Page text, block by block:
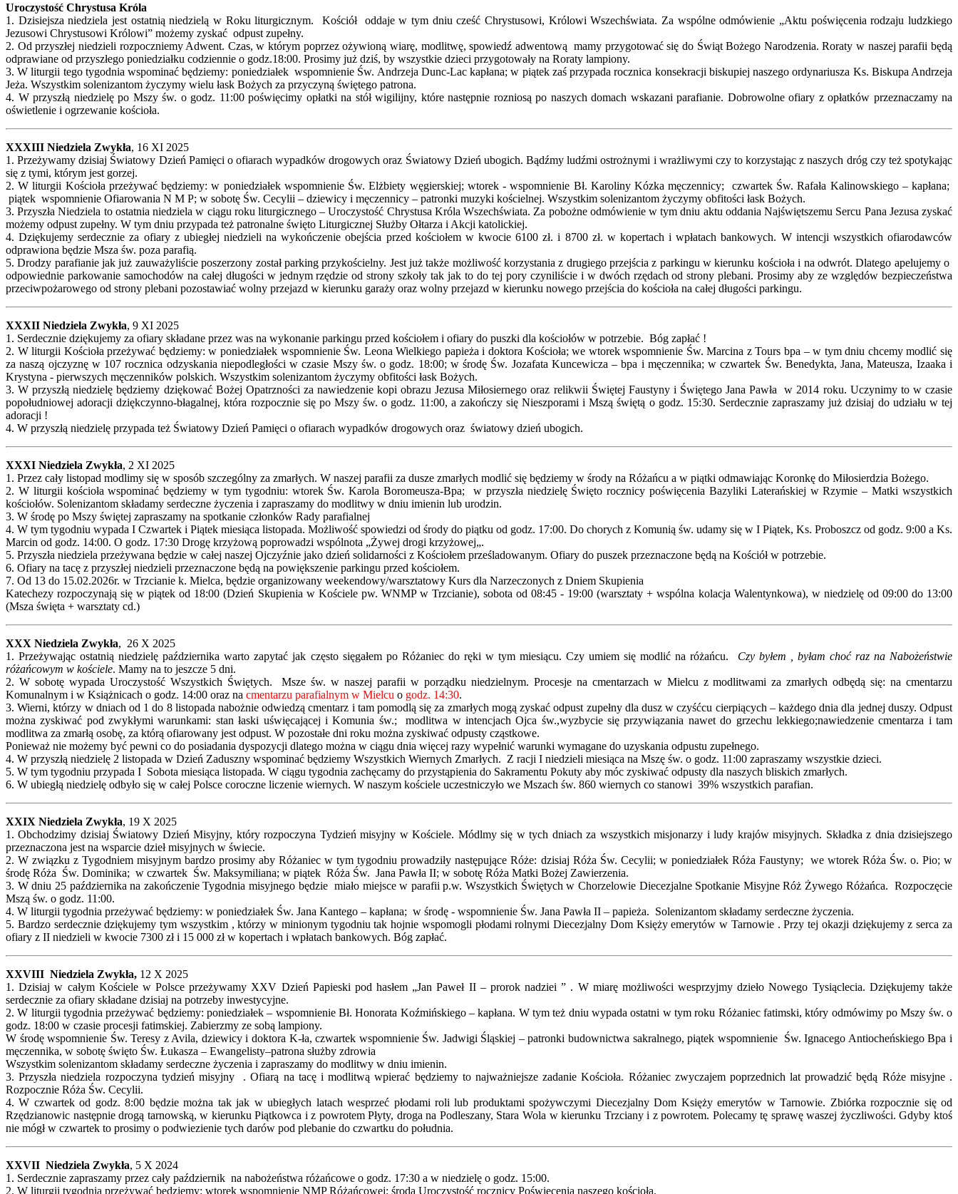
Uroczystość Chrystusa Króla
1. Dzisiejsza niedziela jest ostatnią niedzielą w Roku liturgicznym. Kościół oddaje w tym dniu cześć Chrystusowi, Królowi Wszechświata. Za wspólne odmówienie „Aktu poświęcenia rodzaju ludzkiego
Jezusowi Chrystusowi Królowi” możemy zyskać odpust zupełny.
2. Od przyszłej niedzieli rozpoczniemy Adwent. Czas, w którym poprzez ożywioną wiarę, modlitwę, spowiedź adwentową mamy przygotować się do Świąt Bożego Narodzenia. Roraty w naszej parafii będą
odprawiane od przyszłego poniedziałku codziennie o godz.18:00. Prosimy już dziś, by wszystkie dzieci przygotowały na Roraty lampiony.
3. W liturgii tego tygodnia wspominać będziemy: poniedziałek wspomnienie Św. Andrzeja Dunc-Lac kapłana; w piątek zaś przypada rocznica konsekracji biskupiej naszego ordynariusza Ks. Biskupa Andrzeja
Jeża. Wszystkim solenizantom życzymy wielu łask Bożych za przyczyną świętego patrona.
4. W przyszłą niedzielę po Mszy św. o godz. 11:00 poświęcimy opłatki na stół wigilijny, które następnie rozniosą po naszych domach wskazani parafianie. Dobrowolne ofiary z opłatków przeznaczamy na
oświetlenie i ogrzewanie kościoła.
XXXIII Niedziela Zwykła, 16 XI 2025
1. Przeżywamy dzisiaj Światowy Dzień Pamięci o ofiarach wypadków drogowych oraz Światowy Dzień ubogich. Bądźmy ludźmi ostrożnymi i wrażliwymi czy to korzystając z naszych dróg czy też spotykając
się z tymi, którym jest gorzej.
2. W liturgii Kościoła przeżywać będziemy: w poniedziałek wspomnienie Św. Elżbiety węgierskiej; wtorek - wspomnienie Bł. Karoliny Kózka męczennicy; czwartek Św. Rafała Kalinowskiego – kapłana;
piątek wspomnienie Ofiarowania N M P; w sobotę Św. Cecylii – dziewicy i męczennicy – patronki muzyki kościelnej. Wszystkim solenizantom życzymy obfitości łask Bożych.
3. Przyszła Niedziela to ostatnia niedziela w ciągu roku liturgicznego – Uroczystość Chrystusa Króla Wszechświata. Za pobożne odmówienie w tym dniu aktu oddania Najświętszemu Sercu Pana Jezusa zyskać
możemy odpust zupełny. W tym dniu przypada też patronalne święto Liturgicznej Służby Ołtarza i Akcji katolickiej.
4. Dziękujemy serdecznie za ofiary z ubiegłej niedzieli na wykończenie obejścia przed kościołem w kwocie 6100 zł. i 8700 zł. w kopertach i wpłatach bankowych. W intencji wszystkich ofiarodawców
odprawiona będzie Msza św. poza parafią.
5. Drodzy parafianie jak już zauważyliście poszerzony został parking przykościelny. Jest już także możliwość korzystania z drugiego przejścia z parkingu w kierunku kościoła i na odwrót. Dlatego apelujemy o
odpowiednie parkowanie samochodów na całej długości w jednym rzędzie od strony szkoły tak jak to do tej pory czyniliście i w dwóch rzędach od strony plebani. Prosimy aby ze względów bezpieczeństwa
przeciwpożarowego od strony plebani pozostawiać wolny przejazd w kierunku garaży oraz wolny przejazd w kierunku nowego przejścia do kościoła na całej długości parkingu.
XXXII Niedziela Zwykła, 9 XI 2025
1. Serdecznie dziękujemy za ofiary składane przez was na wykonanie parkingu przed kościołem i ofiary do puszki dla kościołów w potrzebie. Bóg zapłać !
2. W liturgii Kościoła przeżywać będziemy: w poniedziałek wspomnienie Św. Leona Wielkiego papieża i doktora Kościoła; we wtorek wspomnienie Św. Marcina z Tours bpa – w tym dniu chcemy modlić się
za naszą ojczyznę w 107 rocznica odzyskania niepodległości w czasie Mszy św. o godz. 18:00; w środę Św. Jozafata Kuncewicza – bpa i męczennika; w czwartek Św. Benedykta, Jana, Mateusza, Izaaka i
Krystyna - pierwszych męczenników polskich. Wszystkim solenizantom życzymy obfitości łask Bożych.
3. W przyszłą niedzielę będziemy dziękować Bożej Opatrzności za nawiedzenie kopi obrazu Jezusa Miłosiernego oraz relikwii Świętej Faustyny i Świętego Jana Pawła w 2014 roku. Uczynimy to w czasie
popołudniowej adoracji dziękczynno-błagalnej, która rozpocznie się po Mszy św. o godz. 11:00, a zakończy się Nieszporami i Mszą świętą o godz. 15:30. Serdecznie zapraszamy już dzisiaj do udziału w tej
adoracji !
4. W przyszłą niedzielę przypada też Światowy Dzień Pamięci o ofiarach wypadków drogowych oraz światowy dzień ubogich.
XXXI Niedziela Zwykła, 2 XI 2025
1. Przez cały listopad modlimy się w sposób szczególny za zmarłych. W naszej parafii za dusze zmarłych modlić się będziemy w środy na Różańcu a w piątki odmawiając Koronkę do Miłosierdzia Bożego.
2. W liturgii kościoła wspominać będziemy w tym tygodniu: wtorek Św. Karola Boromeusza-Bpa; w przyszła niedzielę Święto rocznicy poświęcenia Bazyliki Laterańskiej w Rzymie – Matki wszystkich
kościołów. Solenizantom składamy serdeczne życzenia i zapraszamy do modlitwy w dniu imienin lub urodzin.
3. W środę po Mszy świętej zapraszamy na spotkanie członków Rady parafialnej
4. W tym tygodniu wypada I Czwartek i Piątek miesiąca listopada. Możliwość spowiedzi od środy do piątku od godz. 17:00. Do chorych z Komunią św. udamy się w I Piątek, Ks. Proboszcz od godz. 9:00 a Ks.
Marcin od godz. 14:00. O godz. 17:30 Drogę krzyżową poprowadzi wspólnota „Żywej drogi krzyżowej„.
5. Przyszła niedziela przeżywana będzie w całej naszej Ojczyźnie jako dzień solidarności z Kościołem prześladowanym. Ofiary do puszek przeznaczone będą na Kościół w potrzebie.
6. Ofiary na tacę z przyszłej niedzieli przeznaczone będą na powiększenie parkingu przed kościołem.
7. Od 13 do 15.02.2026r. w Trzcianie k. Mielca, będzie organizowany weekendowy/warsztatowy Kurs dla Narzeczonych z Dniem Skupienia
Katechezy rozpoczynają się w piątek od 18:00 (Dzień Skupienia w Kościele pw. WNMP w Trzcianie), sobota od 08:45 - 19:00 (warsztaty + wspólna kolacja Walentynkowa), w niedzielę od 09:00 do 13:00
(Msza święta + warsztaty cd.)
XXX Niedziela Zwykła, 26 X 2025
1. Przeżywając ostatnią niedzielę października warto zapytać jak często sięgałem po Różaniec do ręki w tym miesiącu. Czy umiem się modlić na różańcu.
Czy byłem , byłam choć raz na Nabożeństwie
różańcowym w kościele. Mamy na to jeszcze 5 dni.
2. W sobotę wypada Uroczystość Wszystkich Świętych. Msze św. w naszej parafii w porządku niedzielnym. Procesje na cmentarzach w Mielcu z modlitwami za zmarłych odbędą się: na cmentarzu
Komunalnym i w Książnicach o godz. 14:00 oraz na cmentarzu parafialnym w Mielcu o godz. 14:30.
3. Wierni, którzy w dniach od 1 do 8 listopada nabożnie odwiedzą cmentarz i tam pomodlą się za zmarłych mogą zyskać odpust zupełny dla dusz w czyśćcu cierpiących – każdego dnia dla jednej duszy. Odpust
można zyskiwać pod zwykłymi warunkami: stan łaski uświęcającej i Komunia św.; modlitwa w intencjach Ojca św.,wyzbycie się przywiązania nawet do grzechu lekkiego;nawiedzenie cmentarza i tam
modlitwa za zmarłą osobę, za którą ofiarowany jest odpust. W pozostałe dni roku można zyskiwać odpusty cząstkowe.
Ponieważ nie możemy być pewni co do posiadania dyspozycji dlatego można w ciągu dnia więcej razy wypełnić warunki wymagane do uzyskania odpustu zupełnego.
4. W przyszłą niedzielę 2 listopada w Dzień Zaduszny wspominać będziemy Wszystkich Wiernych Zmarłych. Z racji I niedzieli miesiąca na Mszę św. o godz. 11:00 zapraszamy wszystkie dzieci.
5. W tym tygodniu przypada I Sobota miesiąca listopada. W ciągu tygodnia zachęcamy do przystąpienia do Sakramentu Pokuty aby móc zyskiwać odpusty dla naszych bliskich zmarłych.
6. W ubiegłą niedzielę odbyło się w całej Polsce coroczne liczenie wiernych. W naszym kościele uczestniczyło we Mszach św. 860 wiernych co stanowi 39% wszystkich parafian.
XXIX Niedziela Zwykła, 19 X 2025
1. Obchodzimy dzisiaj Światowy Dzień Misyjny, który rozpoczyna Tydzień misyjny w Kościele. Módlmy się w tych dniach za wszystkich misjonarzy i ludy krajów misyjnych. Składka z dnia dzisiejszego
przeznaczona jest na wsparcie dzieł misyjnych w świecie.
2. W związku z Tygodniem misyjnym bardzo prosimy aby Różaniec w tym tygodniu prowadziły następujące Róże: dzisiaj Róża Św. Cecylii; w poniedziałek Róża Faustyny; we wtorek Róża Św. o. Pio; w
środę Róża Św. Dominika; w czwartek Św. Maksymiliana; w piątek Róża Św. Jana Pawła II; w sobotę Róża Matki Bożej Zawierzenia.
3. W dniu 25 października na zakończenie Tygodnia misyjnego będzie miało miejsce w parafii p.w. Wszystkich Świętych w Chorzelowie Diecezjalne Spotkanie Misyjne Róż Żywego Różańca. Rozpoczęcie
Mszą św. o godz. 11:00.
4. W liturgii tygodnia przeżywać będziemy: w poniedziałek Św. Jana Kantego – kapłana; w środę - wspomnienie Św. Jana Pawła II – papieża. Solenizantom składamy serdeczne życzenia.
5. Bardzo serdecznie dziękujemy tym wszystkim , którzy w minionym tygodniu tak hojnie wspomogli płodami rolnymi Diecezjalny Dom Księży emerytów w Tarnowie . Przy tej okazji dziękujemy z serca za
ofiary z II niedzieli w kwocie 7300 zł i 15 000 zł w kopertach i wpłatach bankowych. Bóg zapłać.
XXVIII Niedziela Zwykła, 12 X 2025
1. Dzisiaj w całym Kościele w Polsce przeżywamy XXV Dzień Papieski pod hasłem „Jan Paweł II – prorok nadziei ” . W miarę możliwości wesprzyjmy dzieło Nowego Tysiąclecia. Dziękujemy także
serdecznie za ofiary składane dzisiaj na potrzeby inwestycyjne.
2. W liturgii tygodnia przeżywać będziemy: poniedziałek – wspomnienie Bł. Honorata Koźmińskiego – kapłana. W tym też dniu wypada ostatni w tym roku Różaniec fatimski, który odmówimy po Mszy św. o
godz. 18:00 w czasie procesji fatimskiej. Zabierzmy ze sobą lampiony.
W środę wspomnienie Św. Teresy z Avila, dziewicy i doktora K-ła, czwartek wspomnienie Św. Jadwigi Śląskiej – patronki budownictwa sakralnego, piątek wspomnienie Św. Ignacego Antiocheńskiego Bpa i
męczennika, w sobotę święto Św. Łukasza – Ewangelisty–patrona służby zdrowia
Wszystkim solenizantom składamy serdeczne życzenia i zapraszamy do modlitwy w dniu imienin.
3. Przyszła niedziela rozpoczyna tydzień misyjny . Ofiarą na tacę i modlitwą wpierać będziemy to najważniejsze zadanie Kościoła. Różaniec zwyczajem poprzednich lat prowadzić będą Róże misyjne .
Rozpocznie Róża Św. Cecylii.
4. W czwartek od godz. 8:00 będzie można tak jak w ubiegłych latach wesprzeć płodami roli lub produktami spożywczymi Diecezjalny Dom Księży emerytów w Tarnowie. Zbiórka rozpocznie się od
Rzędzianowic następnie drogą tarnowską, w kierunku Piątkowca i z powrotem Płyty, droga na Podleszany, Stara Wola w kierunku Trzciany i z powrotem. Polecamy tę sprawę waszej życzliwości. Gdyby ktoś
nie mógł w czwartek to prosimy o podwiezienie tych darów pod plebanie do czwartku do południa.
XXVII Niedziela Zwykła, 5 X 2024
1. Serdecznie zapraszamy przez cały październik na nabożeństwa różańcowe o godz. 17:30 a w niedzielę o godz. 15:00.
2. W liturgii tygodnia przeżywać będziemy: wtorek wspomnienie NMP Różańcowej; środa Uroczystość rocznicy Poświęcenia naszego kościoła.